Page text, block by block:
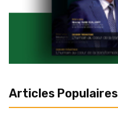
Articles Populaires